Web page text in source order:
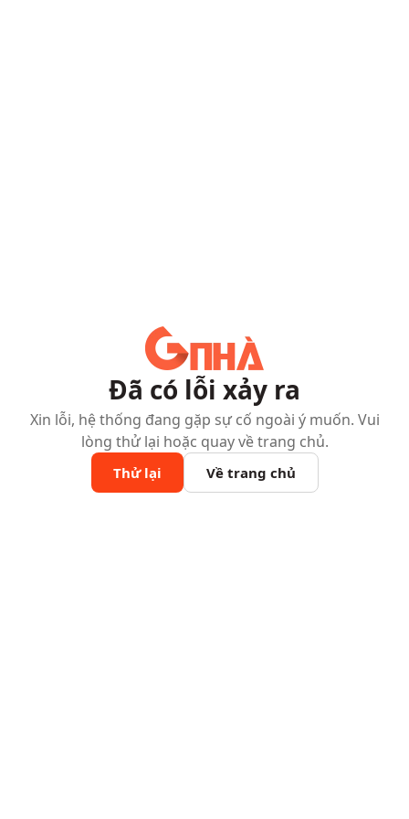
Đã có lỗi xảy ra
Xin lỗi, hệ thống đang gặp sự cố ngoài ý muốn. Vui
lòng thử lại hoặc quay về trang chủ.
Thử lại Về trang chủ